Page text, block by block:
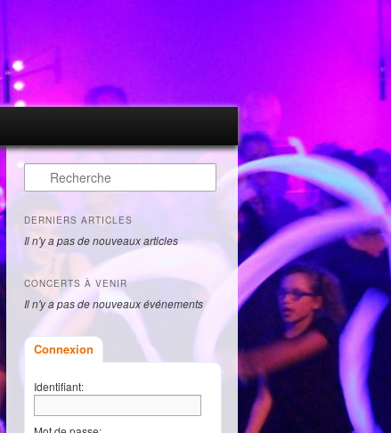
Recherche
DERNIERS ARTICLES
Il n'y a pas de nouveaux articles
CONCERTS À VENIR
Il n'y a pas de nouveaux événements
Connexion
Identifiant: